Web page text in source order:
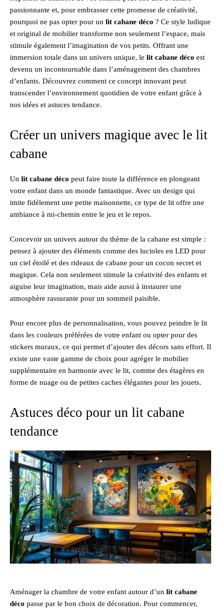
passionnante et, pour embrasser cette promesse de créativité,
pourquoi ne pas opter pour un lit cabane déco ? Ce style ludique
et original de mobilier transforme non seulement l’espace, mais
stimule également l’imagination de vos petits. Offrant une
immersion totale dans un univers unique, le lit cabane déco est
devenu un incontournable dans l’aménagement des chambres
d’enfants. Découvrez comment ce concept innovant peut
transcender l’environnement quotidien de votre enfant grâce à
nos idées et astuces tendance.
Créer un univers magique avec le lit
cabane
Un lit cabane déco peut faire toute la différence en plongeant
votre enfant dans un monde fantastique. Avec un design qui
imite fidèlement une petite maisonnette, ce type de lit offre une
ambiance à mi-chemin entre le jeu et le repos.
Concevoir un univers autour du thème de la cabane est simple :
pensez à ajouter des éléments comme des lucioles en LED pour
un ciel étoilé et des rideaux de cabane pour un cocon secret et
magique. Cela non seulement stimule la créativité des enfants et
aiguise leur imagination, mais aide aussi à instaurer une
atmosphère rassurante pour un sommeil paisible.
Pour encore plus de personnalisation, vous pouvez peindre le lit
dans les couleurs préférées de votre enfant ou opter pour des
stickers muraux, ce qui permet d’ajouter des décors sans effort. Il
existe une vaste gamme de choix pour agréger le mobilier
supplémentaire en harmonie avec le lit, comme des étagères en
forme de nuage ou de petites caches élégantes pour les jouets.
Astuces déco pour un lit cabane
tendance
Aménager la chambre de votre enfant autour d’un lit cabane
déco passe par le bon choix de décoration. Pour commencer,